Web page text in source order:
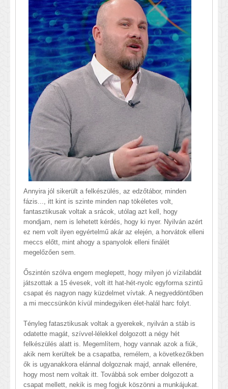
Annyira jól sikerült a felkészülés, az edzőtábor, minden
fázis..., itt kint is szinte minden nap tökéletes volt,
fantasztikusak voltak a srácok, utólag azt kell, hogy
mondjam, nem is lehetett kérdés, hogy ki nyer. Nyilván azért
ez nem volt ilyen egyértelmű akár az elején, a horvátok elleni
meccs előtt, mint ahogy a spanyolok elleni finálét
megelőzően sem.
Őszintén szólva engem meglepett, hogy milyen jó vízilabdát
játszottak a 15 évesek, volt itt hat-hét-nyolc egyforma szintű
csapat és nagyon nagy küzdelmet vívtak. A negyeddöntőben
a mi meccsünkön kívül mindegyiken élet-halál harc folyt.
Tényleg fatasztikusak voltak a gyerekek, nyilván a stáb is
odatette magát, szívvel-lélekkel dolgozott a négy hét
felkészülés alatt is. Megemlítem, hogy vannak azok a fiúk,
akik nem kerültek be a csapatba, remélem, a következőkben
ők is ugyanakkora elánnal dolgoznak majd, annak ellenére,
hogy most nem voltak itt. Továbbá sok ember dolgozott a
csapat mellett, nekik is meg fogjuk köszönni a munkájukat.